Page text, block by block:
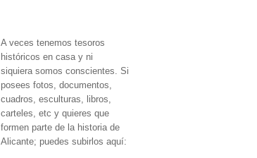
A veces tenemos tesoros
históricos en casa y ni
siquiera somos conscientes. Si
posees fotos, documentos,
cuadros, esculturas, libros,
carteles, etc y quieres que
formen parte de la historia de
Alicante; puedes subirlos aquí: